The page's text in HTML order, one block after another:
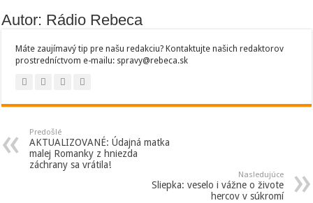
Autor: Rádio Rebeca
Máte zaujímavý tip pre našu redakciu? Kontaktujte našich redaktorov
prostredníctvom e-mailu: spravy@rebeca.sk
Predošlé
AKTUALIZOVANÉ: Údajná matka
malej Romanky z hniezda
záchrany sa vrátila!
Nasledujúce
Sliepka: veselo i vážne o živote
hercov v súkromí